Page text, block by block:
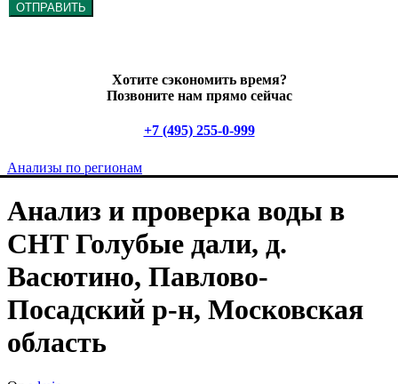
ОТПРАВИТЬ
Хотите сэкономить время?
Позвоните нам прямо сейчас
+7 (495) 255-0-999
Анализы по регионам
Анализ и проверка воды в
СНТ Голубые дали, д.
Васютино, Павлово-
Посадский р-н, Московская
область